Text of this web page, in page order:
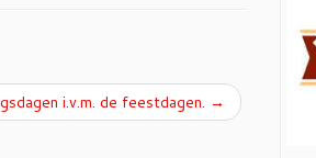
i.v.m. de feestdagen. →